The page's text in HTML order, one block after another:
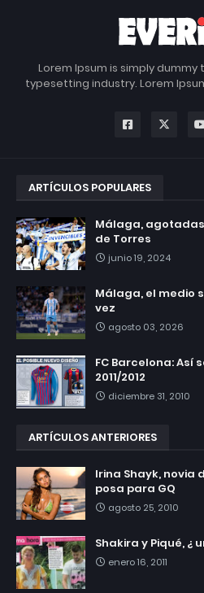
Lorem Ipsum is simply
typesetting industry. Lorem
ARTÍCULOS POPULARES
Málaga,
de Torres
junio 19, 2024
Málaga, el medio
vez
agosto 03, 2026
FC Barcelona: Así
2011/2012
diciembre 31, 2010
ARTÍCULOS ANTERIORES
Irina Shayk, novia
posa para GQ
agosto 25, 2010
Shakira y Piqué, ¿
enero 16, 2011